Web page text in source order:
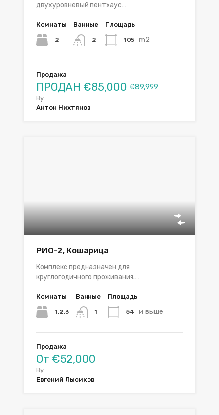
двухуровневый пентхаус…
Комнаты
2
Ванные
2
Площадь
105 m2
Продажа
ПРОДАН €85,000 €89,999
By
Антон Нихтянов
РИО-2, Кошарица
Комплекс предназначен для
круглогодичного проживания.…
Комнаты
1,2,3
Ванные
1
Площадь
54 и выше
Продажа
От €52,000
By
Евгений Лысиков